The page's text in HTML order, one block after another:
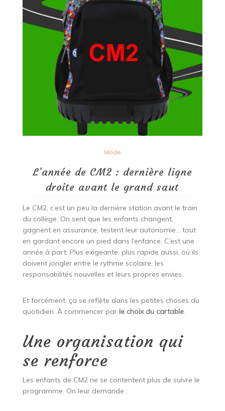
Mode
L’année de CM2 : dernière ligne
droite avant le grand saut
Le CM2, c’est un peu la dernière station avant le train
du collège. On sent que les enfants changent,
gagnent en assurance, testent leur autonomie… tout
en gardant encore un pied dans l’enfance. C’est une
année à part. Plus exigeante, plus rapide aussi, où ils
doivent jongler entre le rythme scolaire, les
responsabilités nouvelles et leurs propres envies.
Et forcément, ça se reflète dans les petites choses du
quotidien. À commencer par le choix du cartable.
Une organisation qui
se renforce
Les enfants de CM2 ne se contentent plus de suivre le
programme. On leur demande :